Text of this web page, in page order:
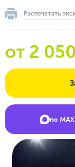
Распечатать
от 2 050
по MAX